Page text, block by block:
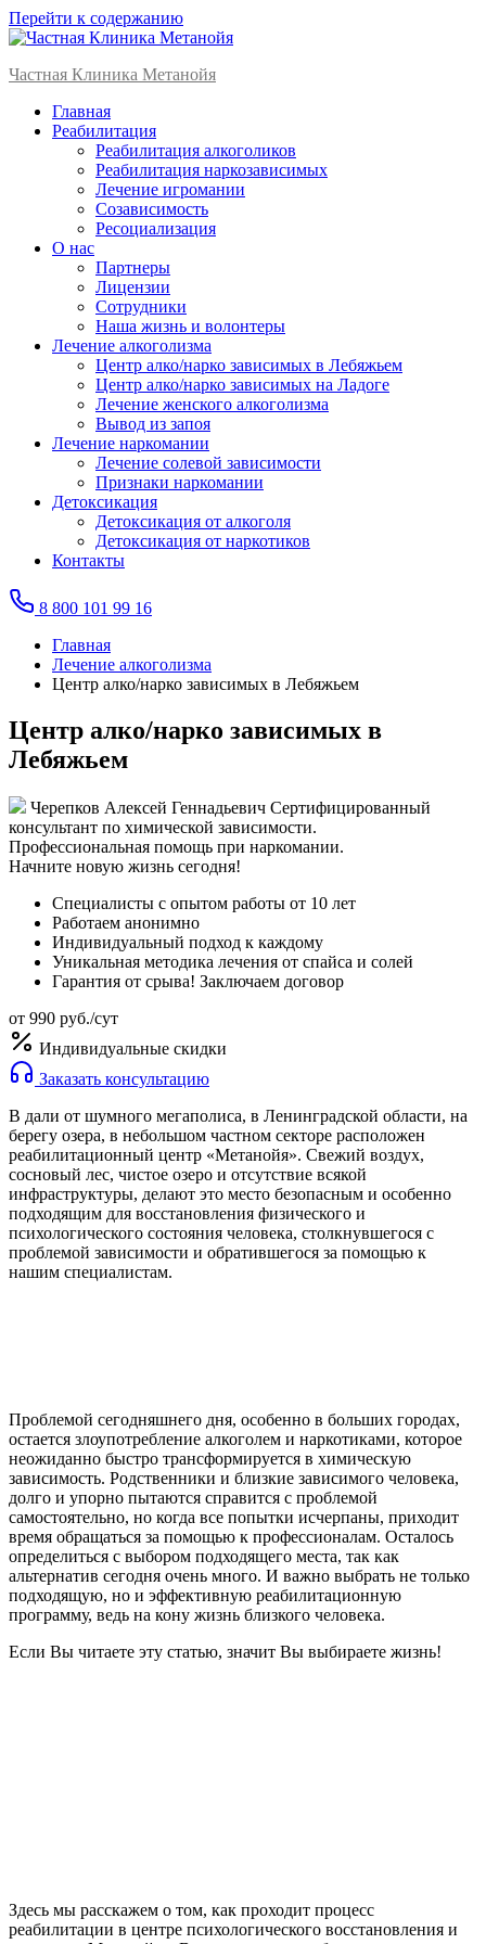
Перейти к содержанию
Частная Клиника Метанойя
Главная
Реабилитация
Реабилитация алкоголиков
Реабилитация наркозависимых
Лечение игромании
Созависимость
Ресоциализация
О нас
Партнеры
Лицензии
Сотрудники
Наша жизнь и волонтеры
Лечение алкоголизма
Центр алко/нарко зависимых в Лебяжьем
Центр алко/нарко зависимых на Ладоге
Лечение женского алкоголизма
Вывод из запоя
Лечение наркомании
Лечение солевой зависимости
Признаки наркомании
Детоксикация
Детоксикация от алкоголя
Детоксикация от наркотиков
Контакты
8 800 101 99 16
Главная
Лечение алкоголизма
Центр алко/нарко зависимых в Лебяжьем
Центр алко/нарко зависимых в
Лебяжьем
Черепков Алексей Геннадьевич Сертифицированный
консультант по химической зависимости.
Профессиональная помощь при наркомании.
Начните новую жизнь сегодня!
Специалисты с опытом работы от 10 лет
Работаем анонимно
Индивидуальный подход к каждому
Уникальная методика лечения от спайса и солей
Гарантия от срыва! Заключаем договор
от 990 руб./сут
Индивидуальные скидки
Заказать консультацию
В дали от шумного мегаполиса, в Ленинградской области, на
берегу озера, в небольшом частном секторе расположен
реабилитационный центр «Метанойя». Свежий воздух,
сосновый лес, чистое озеро и отсутствие всякой
инфраструктуры, делают это место безопасным и особенно
подходящим для восстановления физического и
психологического состояния человека, столкнувшегося с
проблемой зависимости и обратившегося за помощью к
нашим специалистам.
Проблемой сегодняшнего дня, особенно в больших городах,
остается злоупотребление алкоголем и наркотиками, которое
неожиданно быстро трансформируется в химическую
зависимость. Родственники и близкие зависимого человека,
долго и упорно пытаются справится с проблемой
самостоятельно, но когда все попытки исчерпаны, приходит
время обращаться за помощью к профессионалам. Осталось
определиться с выбором подходящего места, так как
альтернатив сегодня очень много. И важно выбрать не только
подходящую, но и эффективную реабилитационную
программу, ведь на кону жизнь близкого человека.
Если Вы читаете эту статью, значит Вы выбираете жизнь!
Здесь мы расскажем о том, как проходит процесс
реабилитации в центре психологического восстановления и